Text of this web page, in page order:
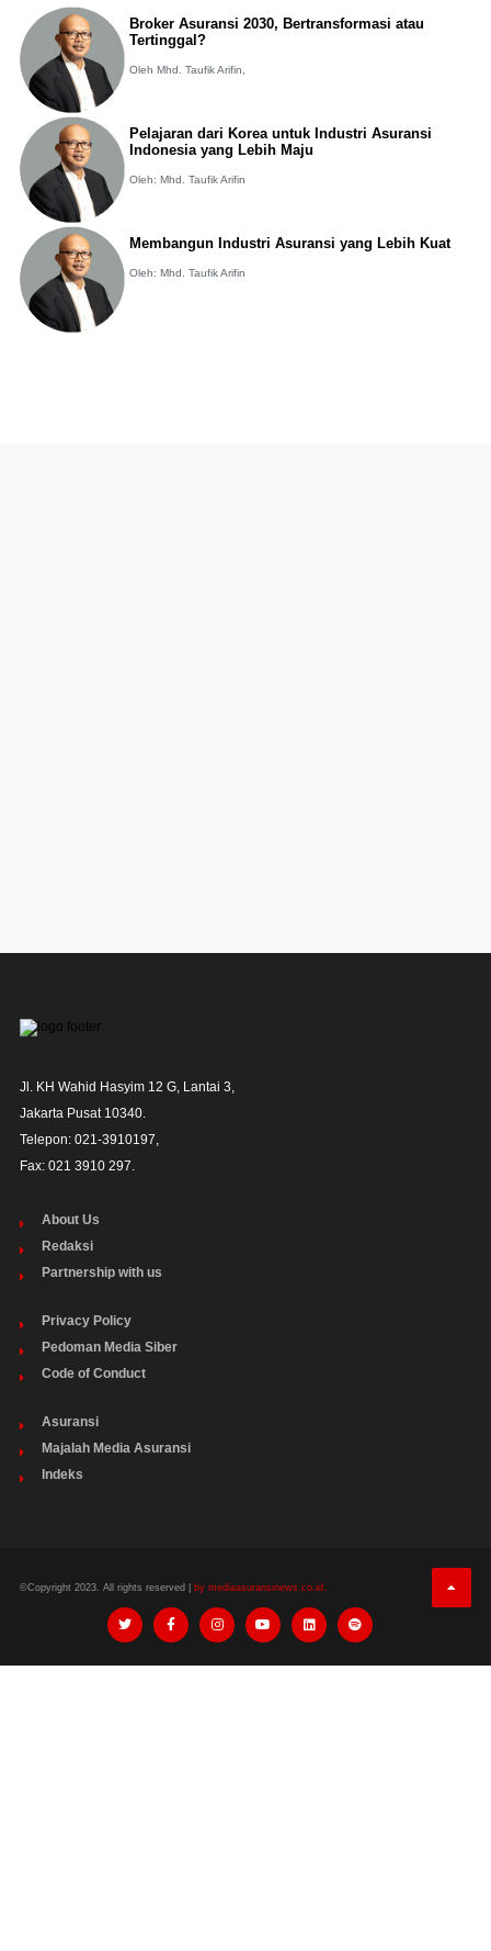
Broker Asuransi 2030, Bertransformasi atau
Tertinggal?
Oleh Mhd. Taufik Arifin,
Pelajaran dari Korea untuk Industri Asuransi
Indonesia yang Lebih Maju
Oleh: Mhd. Taufik Arifin
Membangun Industri Asuransi yang Lebih Kuat
Oleh: Mhd. Taufik Arifin
Jl. KH Wahid Hasyim 12 G, Lantai 3,
Jakarta Pusat 10340.
Telepon: 021-3910197,
Fax: 021 3910 297.
About Us
Redaksi
Partnership with us
Privacy Policy
Pedoman Media Siber
Code of Conduct
Asuransi
Majalah Media Asuransi
Indeks
©Copyright 2023. All rights reserved | by mediaasuransinews.co.id.